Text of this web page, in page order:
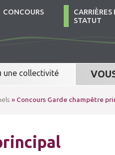
CONCOURS
CARRIÈRES
STATUT
une collectivité
» Concours Garde champêtre